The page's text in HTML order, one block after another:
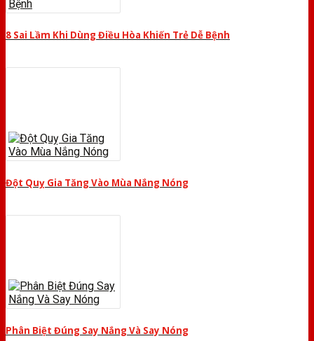
8 Sai Lầm Khi Dùng Điều Hòa Khiến Trẻ Dễ Bệnh
Đột Quỵ Gia Tăng Vào Mùa Nắng Nóng
Phân Biệt Đúng Say Nắng Và Say Nóng